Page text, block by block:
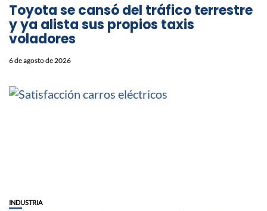
Toyota se cansó del tráfico terrestre
y ya alista sus propios taxis
voladores
6 de agosto de 2026
INDUSTRIA